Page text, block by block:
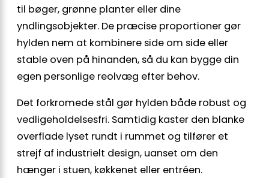
til bøger, grønne planter eller dine
yndlingsobjekter. De præcise proportioner gør
hylden nem at kombinere side om side eller
stable oven på hinanden, så du kan bygge din
egen personlige reolvæg efter behov.
Det forkromede stål gør hylden både robust og
vedligeholdelsesfri. Samtidig kaster den blanke
overflade lyset rundt i rummet og tilfører et
strejf af industrielt design, uanset om den
hænger i stuen, køkkenet eller entréen.